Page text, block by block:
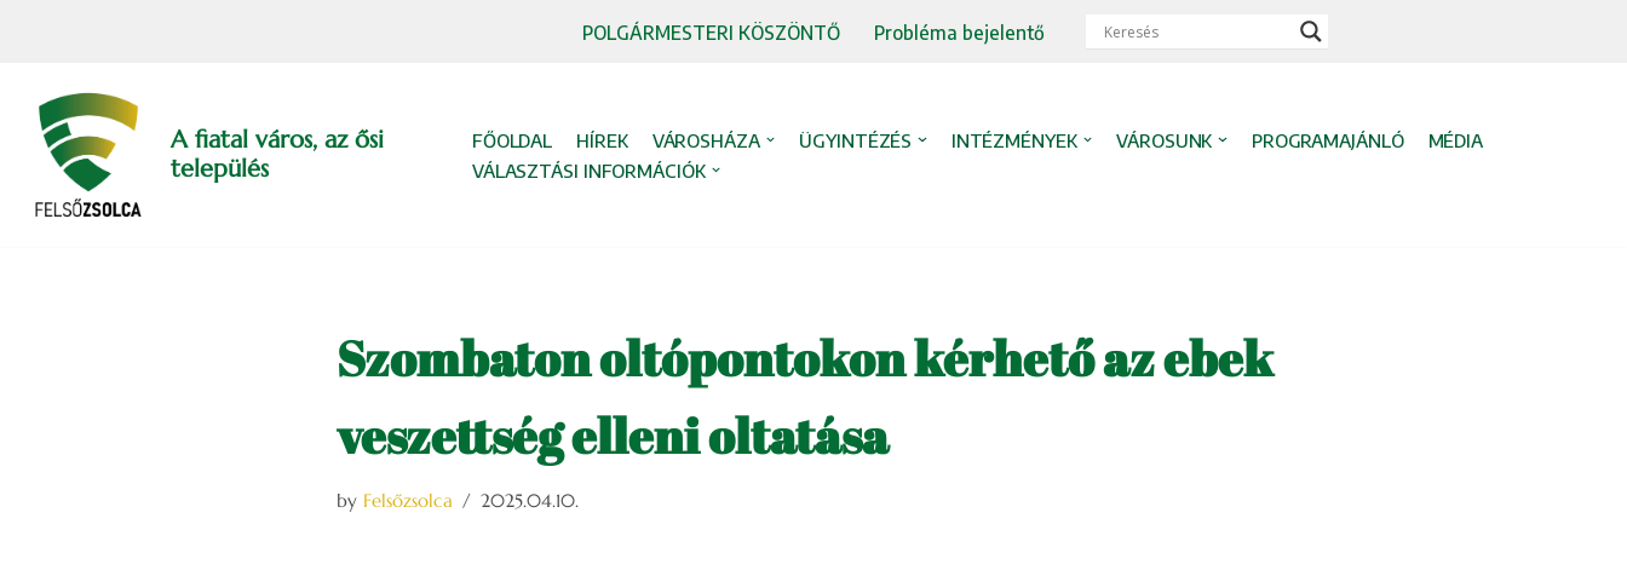
content
POLGÁRMESTERI KÖSZÖNTŐ Probléma bejelentő
A fiatal város, az ősi
település
FŐOLDAL HÍREK VÁROSHÁZA ÜGYINTÉZÉS INTÉZMÉNYEK VÁROSUNK PROGRAMAJÁNLÓ
MÉDIA
VÁLASZTÁSI INFORMÁCIÓK
Szombaton oltópontokon kérhető az ebek
veszettség elleni oltatása
by Felsőzsolca 2025.04.10.